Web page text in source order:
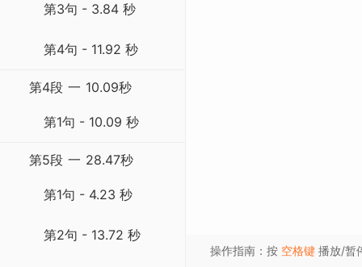
第3句 - 3.84 秒
第4句 - 11.92 秒
第4段 一 10.09秒
第1句 - 10.09 秒
第5段 一 28.47秒
第1句 - 4.23 秒
第2句 - 13.72 秒
操作指南：按 空格键 播放/暂